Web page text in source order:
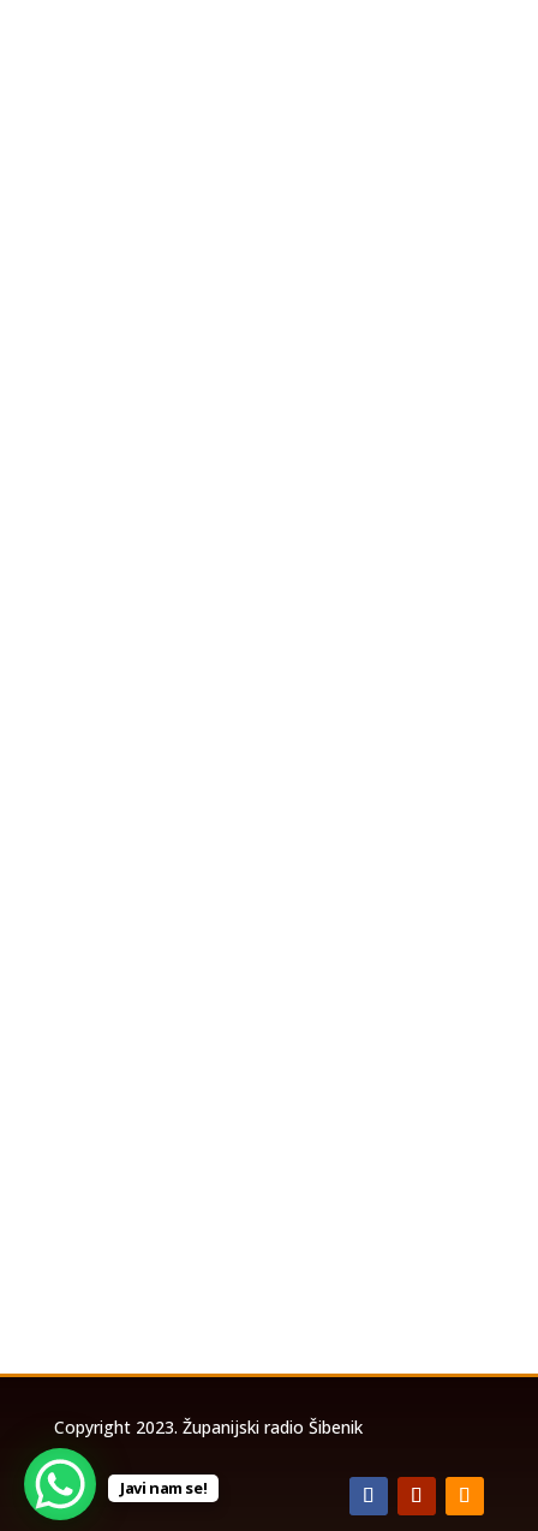
Copyright 2023. Županijski radio Šibenik
Javi nam se!